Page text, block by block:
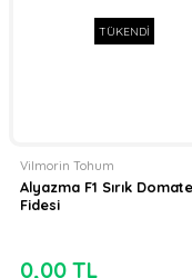
TÜKENDİ
Vilmorin Tohum
Alyazma F1 Sırık
Fidesi
0,00 TL